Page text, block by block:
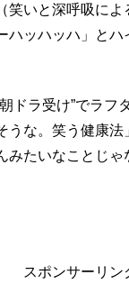
笑いと深呼吸に
ハッハッハ」と
朝ドラ受け”でラ
うな。笑う健康
みたいなことじ
スポンサーリン